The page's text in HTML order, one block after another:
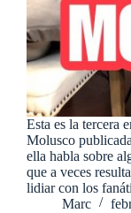
Esta es la tercera
Molusco
ella habla sobre
que a veces
lidiar con los
Marc